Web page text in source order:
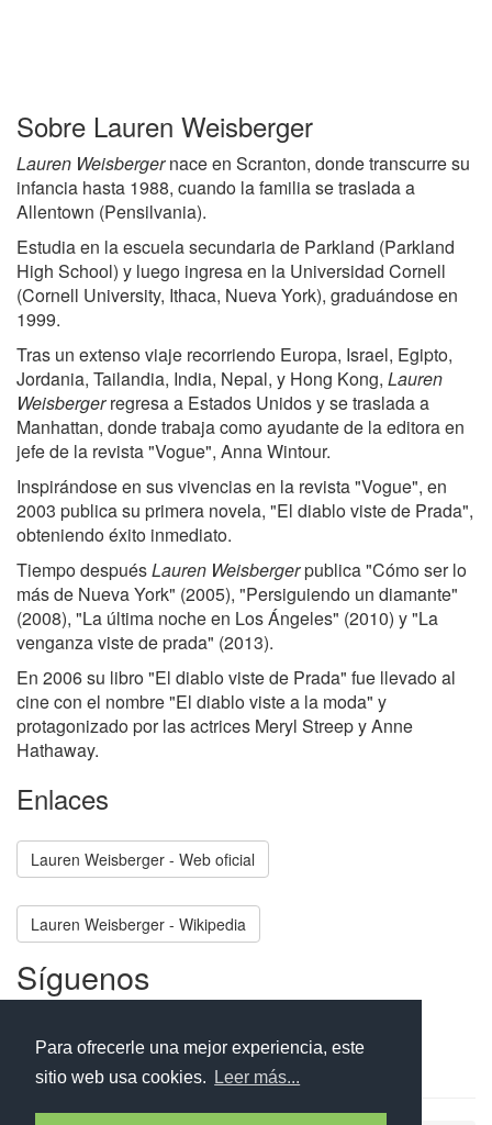
Para ofrecerle una mejor experiencia, este
sitio web usa cookies.
Leer más...
Sobre Lauren Weisberger
Lauren Weisbergernace en Scranton, donde transcurre su
infancia hasta 1988, cuando la familia se traslada a
Allentown (Pensilvania).
Estudia en la escuela secundaria de Parkland (Parkland
High School) y luego ingresa en la Universidad Cornell
(Cornell University, Ithaca, Nueva York), graduándose en
1999.
Tras un extenso viaje recorriendo Europa, Israel, Egipto,
Jordania, Tailandia, India, Nepal, y Hong Kong, Lauren
Weisbergerregresa a Estados Unidos y se traslada a
Manhattan, donde trabaja como ayudante de la editora en
jefe de la revista "Vogue", Anna Wintour.
Inspirándose en sus vivencias en la revista "Vogue", en
2003 publica su primera novela, "El diablo viste de Prada",
obteniendo éxito inmediato.
Tiempo despuésLauren Weisbergerpublica "Cómo ser lo
más de Nueva York" (2005), "Persiguiendo un diamante"
(2008), "La última noche en Los Ángeles" (2010) y "La
venganza viste de prada" (2013).
En 2006 su libro "El diablo viste de Prada" fue llevado al
cine con el nombre "El diablo viste a la moda" y
protagonizado por las actrices Meryl Streep y Anne
Hathaway.
Enlaces
Lauren Weisberger - Web oficial
Lauren Weisberger - Wikipedia
Síguenos